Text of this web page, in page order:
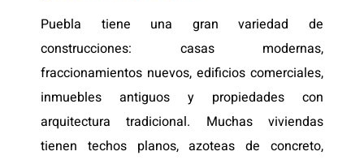
Puebla tiene una gran variedad de
construcciones: casas modernas,
fraccionamientos nuevos, edificios comerciales,
inmuebles antiguos y propiedades con
arquitectura tradicional. Muchas viviendas
tienen techos planos, azoteas de concreto,